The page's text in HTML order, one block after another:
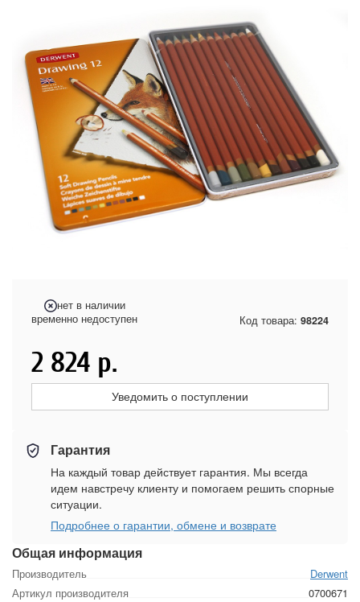
Общая информация
Производитель
Derwent
Артикул производителя
0700671
нет в наличии
временно недоступен
Код товара: 98224
2 824 р.
Уведомить о поступлении
Гарантия
На каждый товар действует гарантия. Мы всегда
идем навстречу клиенту и помогаем решить спорные
ситуации.
Подробнее о гарантии, обмене и возврате